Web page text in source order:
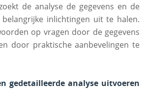
de analyse de gegevens en de
inlichtingen uit te halen.
op vragen door de gegevens
door praktische aanbevelingen te
gedetailleerde analyse uitvoeren